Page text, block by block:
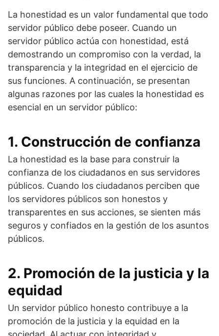
La honestidad es un valor fundamental que todo
servidor público debe poseer. Cuando un
servidor público actúa con honestidad, está
demostrando un compromiso con la verdad, la
transparencia y la integridad en el ejercicio de
sus funciones. A continuación, se presentan
algunas razones por las cuales la honestidad es
esencial en un servidor público:
1. Construcción de confianza
La honestidad es la base para construir la
confianza de los ciudadanos en sus servidores
públicos. Cuando los ciudadanos perciben que
los servidores públicos son honestos y
transparentes en sus acciones, se sienten más
seguros y confiados en la gestión de los asuntos
públicos.
2. Promoción de la justicia y la
equidad
Un servidor público honesto contribuye a la
promoción de la justicia y la equidad en la